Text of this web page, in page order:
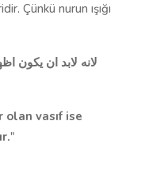
Çünkü nurun ışığı
لانه لابد ان يكون
vasıf ise
"